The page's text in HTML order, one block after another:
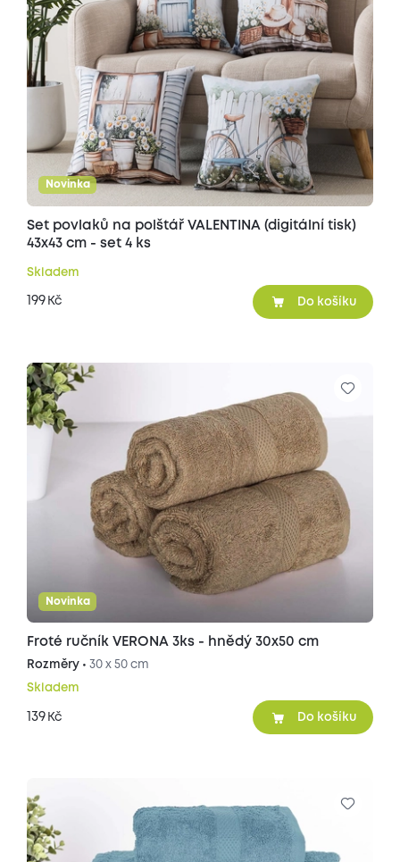
Novinka
Set povlaků na polštář VALENTINA (digitální tisk)
43x43 cm - set 4 ks
Skladem
199 Kč Do košíku
Novinka
Froté ručník VERONA 3ks - hnědý 30x50 cm
Rozměry • 30 x 50 cm
Skladem
139 Kč Do košíku